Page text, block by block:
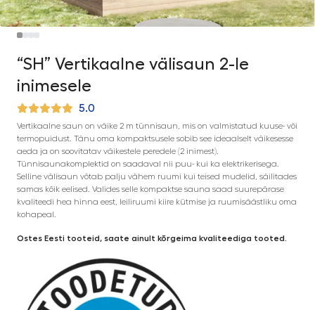
“SH” Vertikaalne välisaun 2-le
inimesele
5.0
Vertikaalne saun on väike 2 m tünnisaun, mis on valmistatud kuuse- või
termopuidust. Tänu oma kompaktsusele sobib see ideaalselt väikesesse
aeda ja on soovitatav väikestele peredele (2 inimest).
Tünnisaunakomplektid on saadaval nii puu- kui ka elektrikerisega.
Selline välisaun võtab palju vähem ruumi kui teised mudelid, säilitades
samas kõik eelised. Valides selle kompaktse sauna saad suurepärase
kvaliteedi hea hinna eest, leiliruumi kiire kütmise ja ruumisäästliku oma
kohapeal.
Ostes Eesti tooteid, saate ainult kõrgeima kvaliteediga tooted.